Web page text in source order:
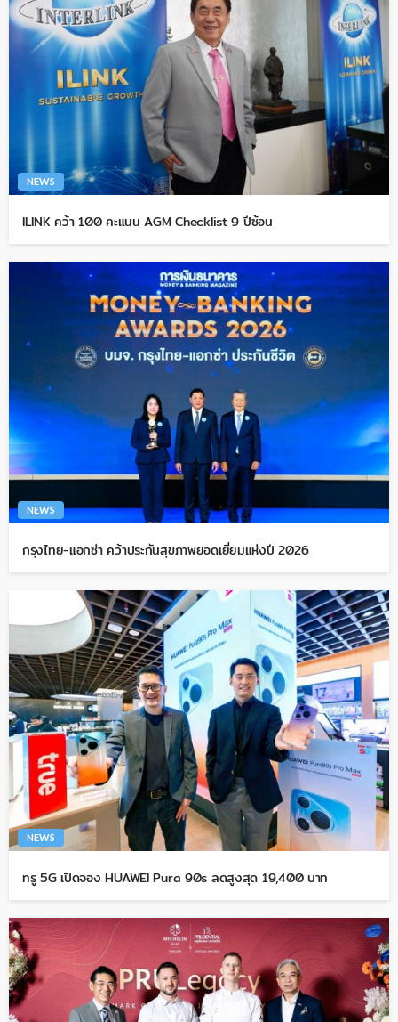
NEWS
ILINK คว้า 100 คะแนน AGM Checklist 9 ปีซ้อน
NEWS
กรุงไทย-แอกซ่า คว้าประกันสุขภาพยอดเยี่ยมแห่งปี 2026
NEWS
ทรู 5G เปิดจอง HUAWEI Pura 90s ลดสูงสุด 19,400 บาท